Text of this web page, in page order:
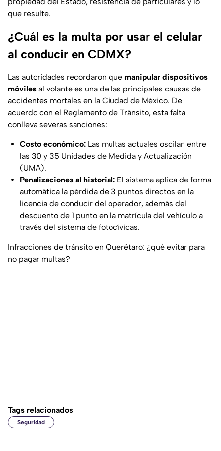
que resulte.
¿Cuál es la multa por usar el celular
al conducir en CDMX?
Las autoridades recordaron que manipular dispositivos
móviles al volante es una de las principales causas de
accidentes mortales en la Ciudad de México. De
acuerdo con el Reglamento de Tránsito, esta falta
conlleva severas sanciones:
Costo económico: Las multas actuales oscilan entre
las 30 y 35 Unidades de Medida y Actualización
(UMA).
Penalizaciones al historial: El sistema aplica de forma
automática la pérdida de 3 puntos directos en la
licencia de conducir del operador, además del
descuento de 1 punto en la matrícula del vehículo a
través del sistema de fotocívicas.
Infracciones de tránsito en Querétaro: ¿qué evitar para
no pagar multas?
Tags relacionados
Seguridad